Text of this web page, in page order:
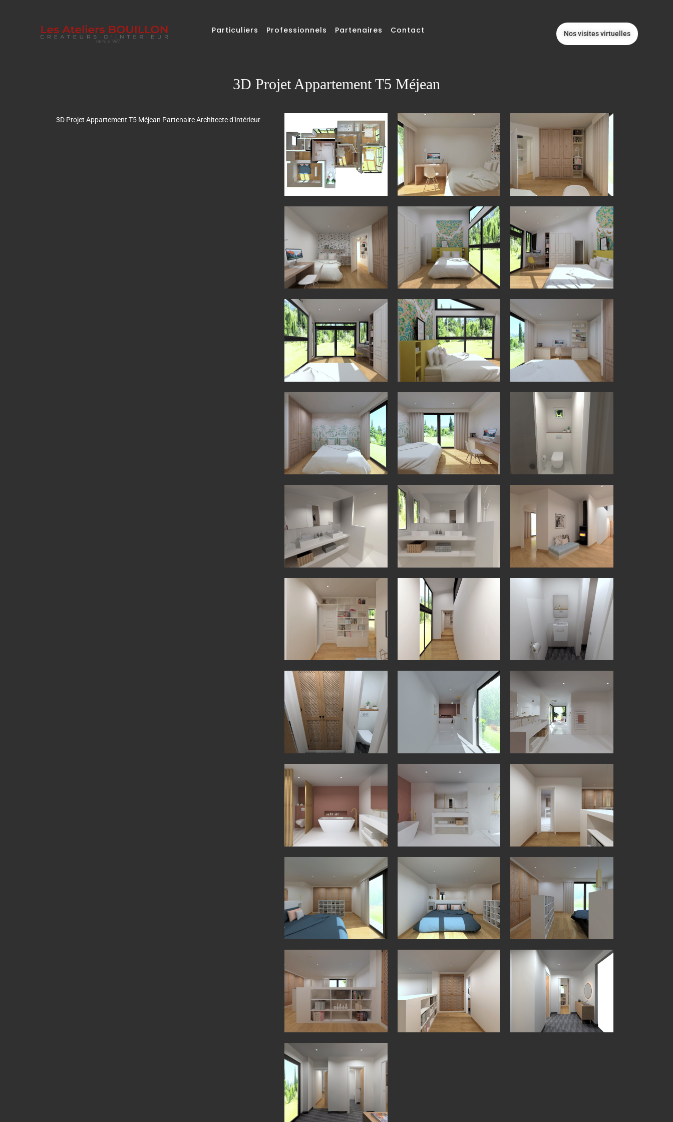
Particuliers Professionnels Partenaires Contact Nos visites virtuelles
3D Projet Appartement T5 Méjean
3D Projet Appartement T5 Méjean Partenaire Architecte d’intérieur